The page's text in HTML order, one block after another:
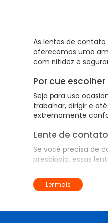
As lentes de contato
oferecemos uma
com nitidez e
Por que
Seja para uso
trabalhar, dirigir e
extremamente
Lente de
Se você precisa de
presbiopia, essas
Lentes de
Além da correção
melhor: a
Ler mais